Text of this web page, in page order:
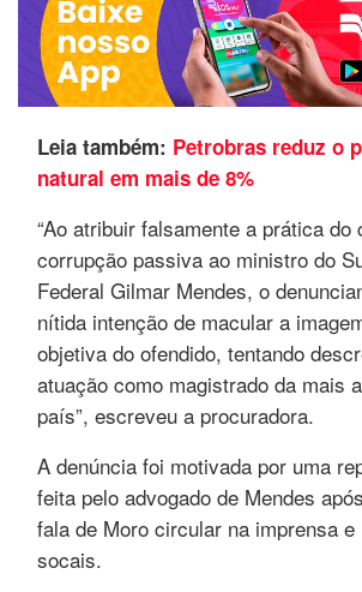
Leia também: Petrobras reduz o
natural em mais de 8%
“Ao atribuir falsamente a prática do
corrupção passiva ao ministro do
Federal Gilmar Mendes, o
nítida intenção de macular a
objetiva do ofendido, tentando
atuação como magistrado da mais
país”, escreveu a procuradora.
A denúncia foi motivada por uma
feita pelo advogado de Mendes
fala de Moro circular na imprensa e
socais.